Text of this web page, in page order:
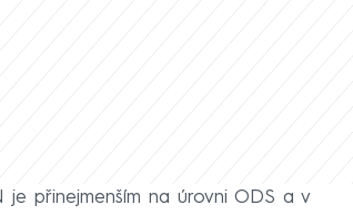
přinejmenším na úrovni ODS a v